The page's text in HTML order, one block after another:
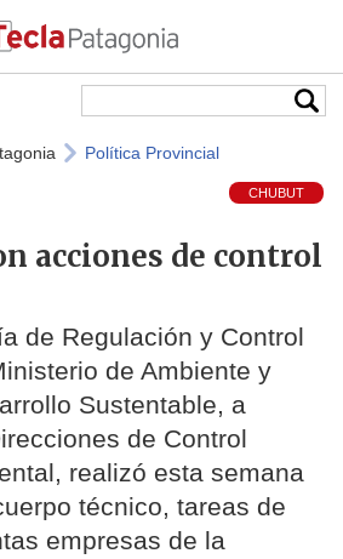
Política Provincial
CHUBUT
acciones de control
de Regulación y Control
de Ambiente y
Sustentable, a
de Control
realizó esta semana
técnico, tareas de
empresas de la